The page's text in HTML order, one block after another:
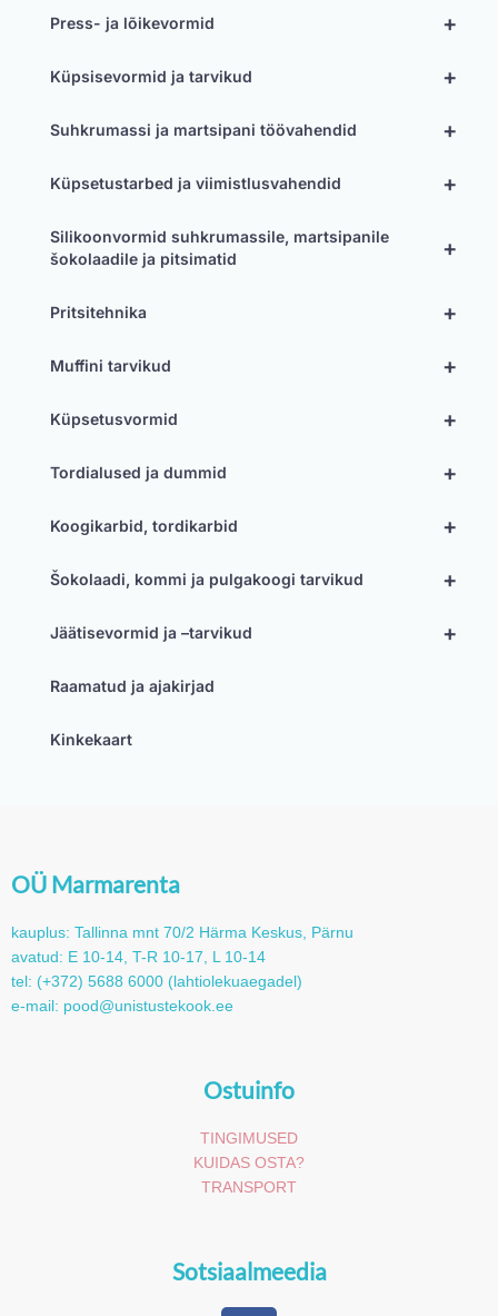
+
Press- ja lõikevormid
+
Küpsisevormid ja tarvikud
+
Suhkrumassi ja martsipani töövahendid
+
Küpsetustarbed ja viimistlusvahendid
+
Silikoonvormid suhkrumassile, martsipanile
šokolaadile ja pitsimatid
+
Pritsitehnika
+
Muffini tarvikud
+
Küpsetusvormid
+
Tordialused ja dummid
+
Koogikarbid, tordikarbid
+
Šokolaadi, kommi ja pulgakoogi tarvikud
+
Jäätisevormid ja –tarvikud
Raamatud ja ajakirjad
Kinkekaart
OÜ Marmarenta
kauplus: Tallinna mnt 70/2 Härma Keskus, Pärnu
avatud: E 10-14, T-R 10-17, L 10-14
tel: (+372) 5688 6000 (lahtiolekuaegadel)
e-mail: pood@unistustekook.ee
Ostuinfo
TINGIMUSED
KUIDAS OSTA?
TRANSPORT
Sotsiaalmeedia